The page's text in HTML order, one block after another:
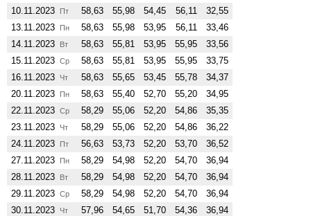
10.11.2023
Пт 58,63 55,98 54,45 56,11
32,55
13.11.2023
Пн 58,63 55,98 53,95 56,11
33,46
14.11.2023
Вт 58,63 55,81 53,95 55,95
33,56
15.11.2023 Ср 58,63 55,81 53,95 55,95
33,75
16.11.2023
Чт 58,63 55,65 53,45 55,78
34,37
20.11.2023
Пн 58,63 55,40 52,70 55,20
34,95
22.11.2023 Ср 58,29 55,06 52,20 54,86
35,35
23.11.2023
Чт 58,29 55,06 52,20 54,86
36,22
24.11.2023
Пт 56,63 53,73 52,20 53,70
36,52
27.11.2023
Пн 58,29 54,98 52,20 54,70
36,94
28.11.2023
Вт 58,29 54,98 52,20 54,70
36,94
29.11.2023 Ср 58,29 54,98 52,20 54,70
36,94
30.11.2023
Чт 57,96 54,65 51,70 54,36 36,94